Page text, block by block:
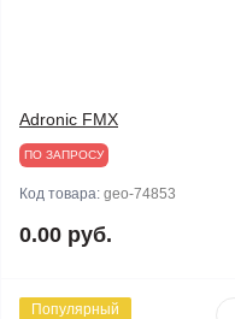
Adronic FMX
ПО ЗАПРОСУ
Код товара: geo-74853
0.00 руб.
Популярный